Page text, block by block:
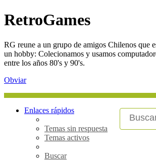
RetroGames
RG reune a un grupo de amigos Chilenos que
un hobby: Colecionamos y usamos
entre los años 80's y 90's.
Obviar
Enlaces rápidos
Temas sin respuesta
Temas activos
Buscar